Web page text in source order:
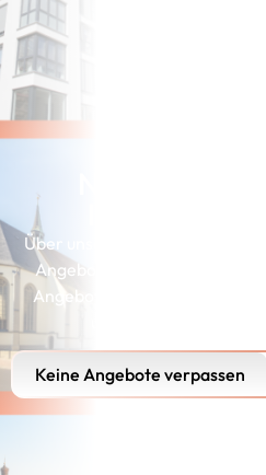
Über unserer Interessenkartei
Angebote, die genau zu ihren
Angebote, die wir aus
Keine Angebote verpassen